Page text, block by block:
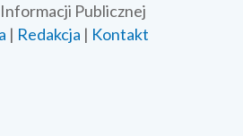
Publicznej
| Redakcja | Kontakt